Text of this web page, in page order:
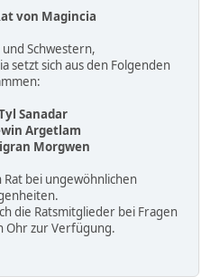
von Magincia
Schwestern,
setzt sich aus den Folgenden
Sanadar
Argetlam
Morgwen
bei ungewöhnlichen
die Ratsmitglieder bei Fragen
Ohr zur Verfügung.